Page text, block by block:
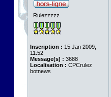
Rulezzzzz
Inscription : 15 Jan 2009,
11:52
Message(s) : 3688
Localisation : CPCrulez
botnews